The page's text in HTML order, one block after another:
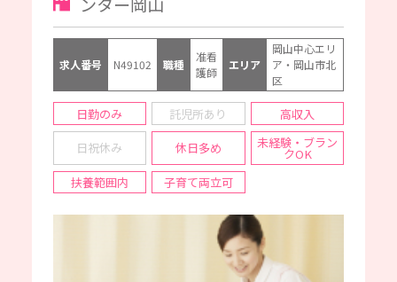
求人番号 N49102 職種
准看
護師
エリア
岡山中心エリ
ア・岡山市北
区
日勤のみ 託児所あり 高収入
日祝休み 休日多め 未経験・ブラン
クOK
扶養範囲内
子育て両立可